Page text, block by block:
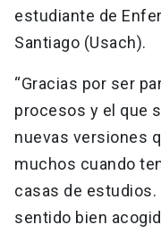
estudiante de
Santiago (Usach).
“Gracias por ser
procesos y el que
nuevas versiones
muchos cuando
casas de estudios.
sentido bien